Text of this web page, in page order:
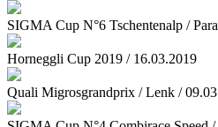
SIGMA Cup N°6 Tschentenalp /
Horneggli Cup 2019 / 16.03.2019
Quali Migrosgrandprix / Lenk /